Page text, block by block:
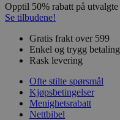
Opptil 50% rabatt på
Se tilbudene!
Gratis frakt over 599
Enkel og trygg betaling
Rask levering
Ofte stilte spørsmål
Kjøpsbetingelser
Menighetsrabatt
Nettbibel